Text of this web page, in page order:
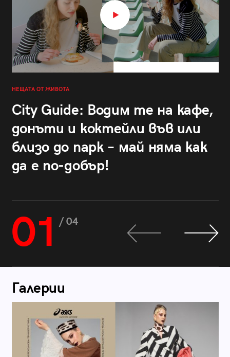
НЕЩАТА ОТ ЖИВОТА
City Guide: Водим те на кафе,
донъти и коктейли във или
близо до парк – май няма как
да е по-добър!
01 / 04
Галерии